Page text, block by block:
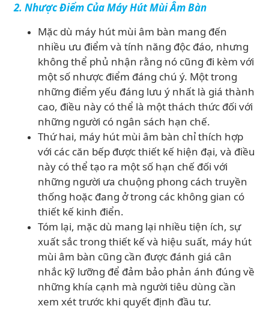
2. Nhược Điểm Của Máy Hút Mùi Âm Bàn
Mặc dù máy hút mùi âm bàn mang đến
nhiều ưu điểm và tính năng độc đáo, nhưng
không thể phủ nhận rằng nó cũng đi kèm với
một số nhược điểm đáng chú ý. Một trong
những điểm yếu đáng lưu ý nhất là giá thành
cao, điều này có thể là một thách thức đối với
những người có ngân sách hạn chế.
Thứ hai, máy hút mùi âm bàn chỉ thích hợp
với các căn bếp được thiết kế hiện đại, và điều
này có thể tạo ra một số hạn chế đối với
những người ưa chuộng phong cách truyền
thống hoặc đang ở trong các không gian có
thiết kế kinh điển.
Tóm lại, mặc dù mang lại nhiều tiện ích, sự
xuất sắc trong thiết kế và hiệu suất, máy hút
mùi âm bàn cũng cần được đánh giá cân
nhắc kỹ lưỡng để đảm bảo phản ánh đúng về
những khía cạnh mà người tiêu dùng cần
xem xét trước khi quyết định đầu tư.